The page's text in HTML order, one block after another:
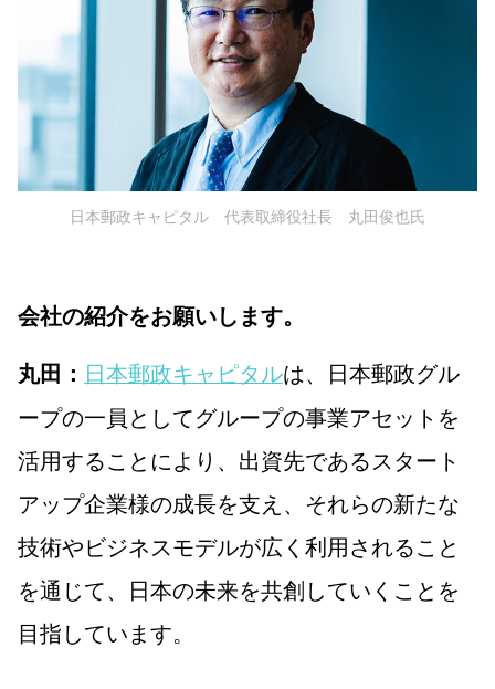
日本郵政キャピタル 代表取締役社長 丸田俊也氏
会社の紹介をお願いします。
丸田： 日本郵政キャピタルは、日本郵政グル
ープの一員としてグループの事業アセットを
活用することにより、出資先であるスタート
アップ企業様の成長を支え、それらの新たな
技術やビジネスモデルが広く利用されること
を通じて、日本の未来を共創していくことを
目指しています。